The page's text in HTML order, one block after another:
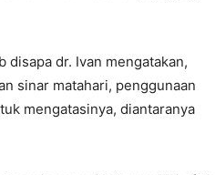
disapa dr. Ivan mengatakan,
sinar matahari, penggunaan
mengatasinya, diantaranya